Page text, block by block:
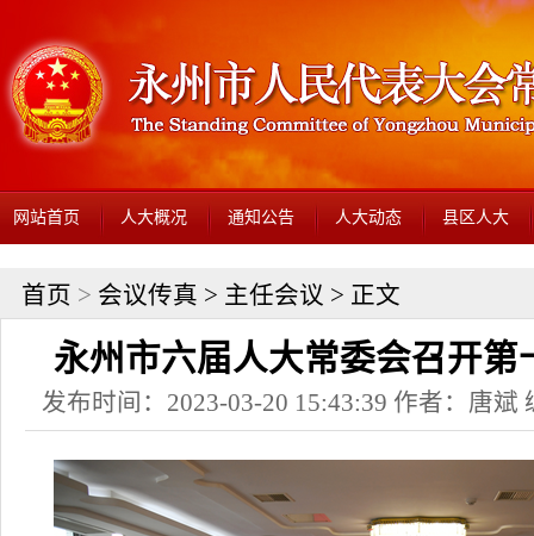
网站首页 人大概况 通知公告 人大动态 县区人大
首页 > 会议传真 > 主任会议 > 正文
永州市六届人大常委会召开第
发布时间：2023-03-20 15:43:39 作者：唐斌